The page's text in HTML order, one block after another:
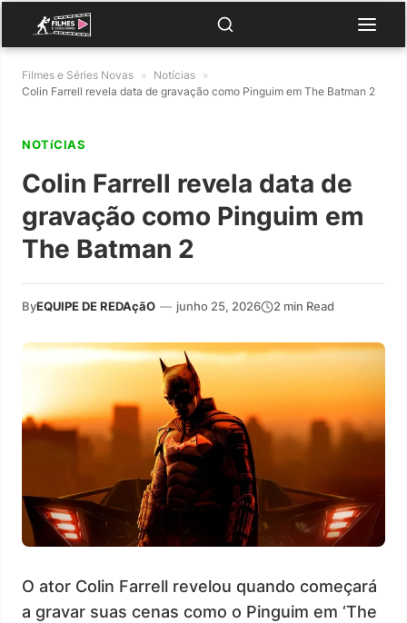
Filmes e Séries Novas » Notícias »
Colin Farrell revela data de gravação como Pinguim em The Batman 2
NOTíCIAS
Colin Farrell revela data de
gravação como Pinguim em
The Batman 2
ByEQUIPE DE REDAçãO — junho 25, 2026 2 min Read
O ator Colin Farrell revelou quando começará
a gravar suas cenas como o Pinguim em ‘The